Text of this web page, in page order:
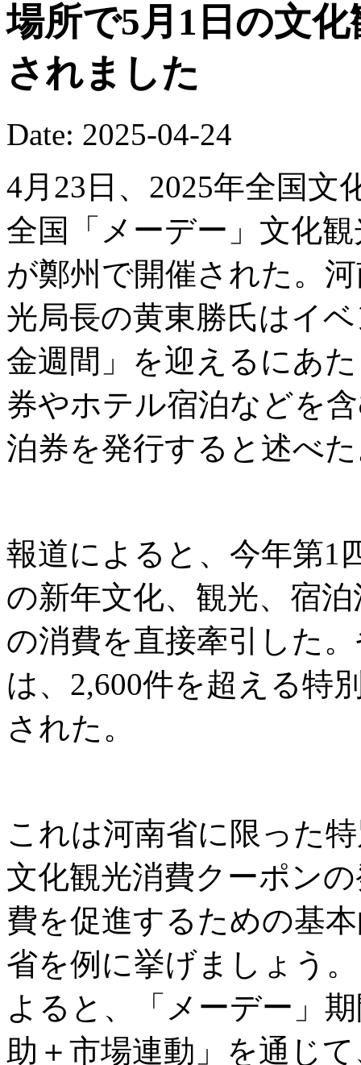
場所で5月1日の文
されました
Date: 2025-04-24
4月23日、2025年全国文
全国「メーデー」文化
が鄭州で開催された。
光局長の黄東勝氏はイ
金週間」を迎えるにあ
券やホテル宿泊などを
泊券を発行すると述べ
報道によると、今年第1
の新年文化、観光、宿
の消費を直接牽引した
は、2,600件を超える特
された。
これは河南省に限った
文化観光消費クーポン
費を促進するための基
省を例に挙げましょう
よると、「メーデー」
助＋市場連動」を通じ